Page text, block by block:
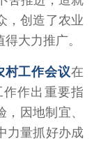
，创造了农业
大力推广。
村工作会议在
作出重要指
因地制宜、
力量抓好办成